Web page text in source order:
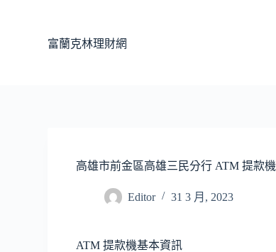
富蘭克林理財網
高雄市前金區高雄三民分行 ATM 提款機
Editor 31 3 月, 2023
ATM 提款機基本資訊